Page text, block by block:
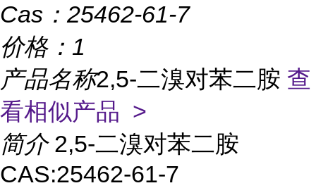
Cas： 25462-61-7
价格： 1
产品名称2,5-二溴对苯二胺 查
看相似产品 >
简介 2,5-二溴对苯二胺
CAS:25462-61-7